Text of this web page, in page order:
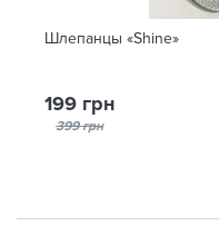
Шлепанцы «Shine»
199 грн
399 грн